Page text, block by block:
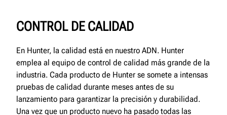
CONTROL DE CALIDAD
En Hunter, la calidad está en nuestro ADN. Hunter
emplea al equipo de control de calidad más grande de la
industria. Cada producto de Hunter se somete a intensas
pruebas de calidad durante meses antes de su
lanzamiento para garantizar la precisión y durabilidad.
Una vez que un producto nuevo ha pasado todas las